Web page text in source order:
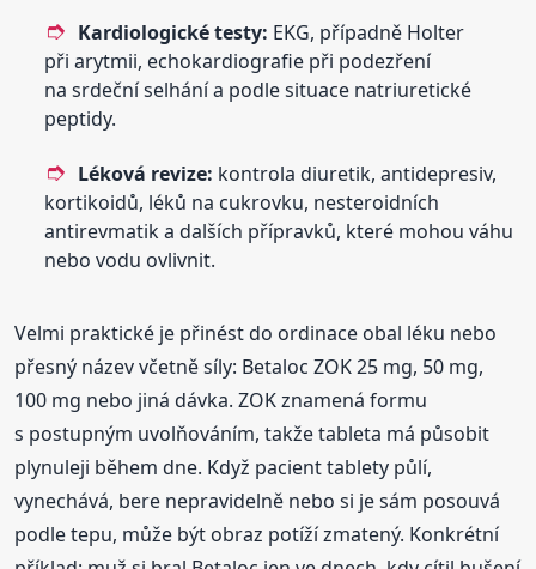
Kardiologické testy: EKG, případně Holter
při arytmii, echokardiografie při podezření
na srdeční selhání a podle situace natriuretické
peptidy.
Léková revize: kontrola diuretik, antidepresiv,
kortikoidů, léků na cukrovku, nesteroidních
antirevmatik a dalších přípravků, které mohou váhu
nebo vodu ovlivnit.
Velmi praktické je přinést do ordinace obal léku nebo
přesný název včetně síly: Betaloc ZOK 25 mg, 50 mg,
100 mg nebo jiná dávka. ZOK znamená formu
s postupným uvolňováním, takže tableta má působit
plynuleji během dne. Když pacient tablety půlí,
vynechává, bere nepravidelně nebo si je sám posouvá
podle tepu, může být obraz potíží zmatený. Konkrétní